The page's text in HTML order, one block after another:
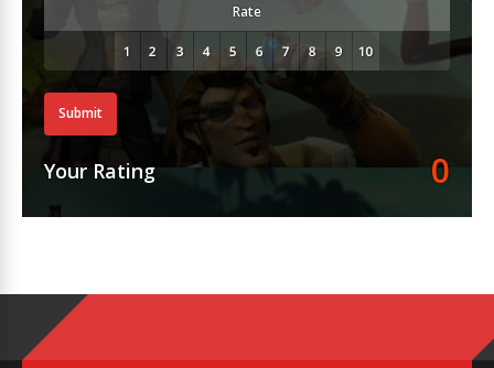
Rate
Submit
Your Rating 0